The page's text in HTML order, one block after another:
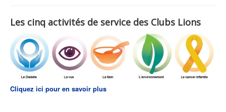
Les cinq activités de service des Clubs Lions
Cliquez ici pour en savoir plus